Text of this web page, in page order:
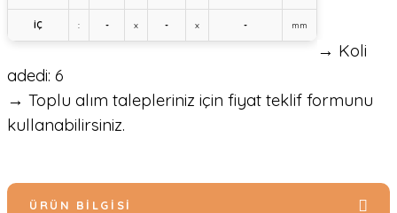
İÇ : - x - x - mm
→ Koli
adedi: 6
→ Toplu alım talepleriniz için fiyat teklif formunu
kullanabilirsiniz.
ÜRÜN BILGISI